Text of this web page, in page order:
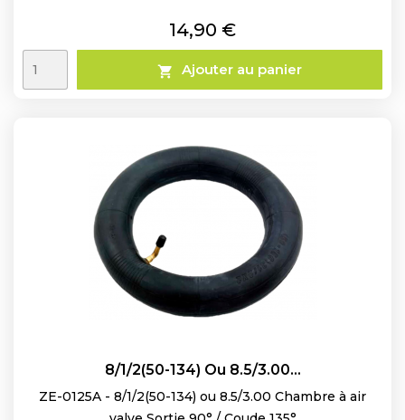
Prix
14,90 €
 Ajouter au panier
8/1/2(50-134) Ou 8.5/3.00...
ZE-0125A - 8/1/2(50-134) ou 8.5/3.00 Chambre à air